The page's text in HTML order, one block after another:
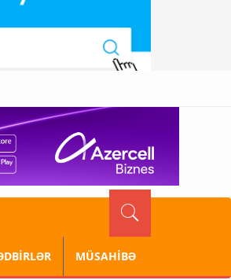
MÜSAHİBƏ